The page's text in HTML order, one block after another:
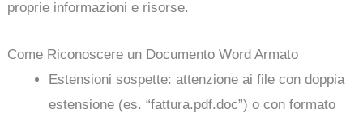
proprie informazioni e risorse.
Come Riconoscere un Documento Word Armato
Estensioni sospette: attenzione ai file con doppia
estensione (es. “fattura.pdf.doc”) o con formato